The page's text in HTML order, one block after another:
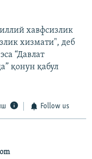
хавфсизлик
хизмати", деб
“Давлат
қонун қабул
Follow us